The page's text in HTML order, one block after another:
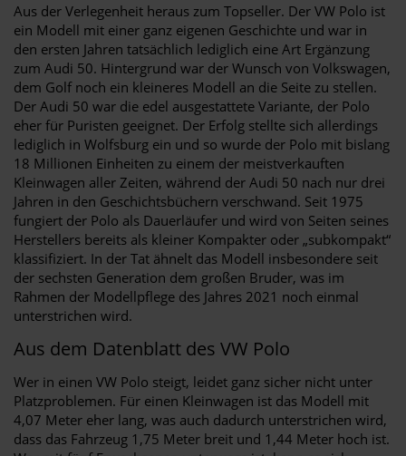
Aus der Verlegenheit heraus zum Topseller. Der VW Polo ist
ein Modell mit einer ganz eigenen Geschichte und war in
den ersten Jahren tatsächlich lediglich eine Art Ergänzung
zum Audi 50. Hintergrund war der Wunsch von Volkswagen,
dem Golf noch ein kleineres Modell an die Seite zu stellen.
Der Audi 50 war die edel ausgestattete Variante, der Polo
eher für Puristen geeignet. Der Erfolg stellte sich allerdings
lediglich in Wolfsburg ein und so wurde der Polo mit bislang
18 Millionen Einheiten zu einem der meistverkauften
Kleinwagen aller Zeiten, während der Audi 50 nach nur drei
Jahren in den Geschichtsbüchern verschwand. Seit 1975
fungiert der Polo als Dauerläufer und wird von Seiten seines
Herstellers bereits als kleiner Kompakter oder „subkompakt“
klassifiziert. In der Tat ähnelt das Modell insbesondere seit
der sechsten Generation dem großen Bruder, was im
Rahmen der Modellpflege des Jahres 2021 noch einmal
unterstrichen wird.
Aus dem Datenblatt des VW Polo
Wer in einen VW Polo steigt, leidet ganz sicher nicht unter
Platzproblemen. Für einen Kleinwagen ist das Modell mit
4,07 Meter eher lang, was auch dadurch unterstrichen wird,
dass das Fahrzeug 1,75 Meter breit und 1,44 Meter hoch ist.